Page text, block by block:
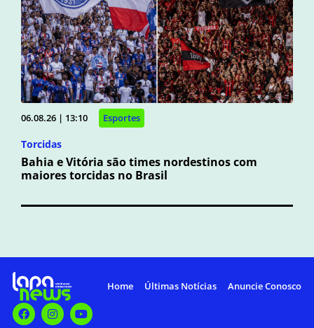
06.08.26 | 13:10 Esportes
Torcidas
Bahia e Vitória são times nordestinos com
maiores torcidas no Brasil
Home Últimas Notícias Anuncie Conosco